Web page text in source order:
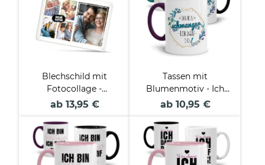
Blechschild mit
Fotocollage -
verschiedene
ab 13,95 €
Tassen mit
Blumenmotiv - Ich
bin schwanger, ich
ab 10,95 €